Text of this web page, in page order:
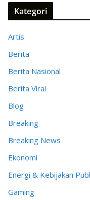
Kategori
Artis
Berita
Berita Nasional
Berita Viral
Blog
Breaking
Breaking News
Ekonomi
Energi & Kebijakan
Gaming